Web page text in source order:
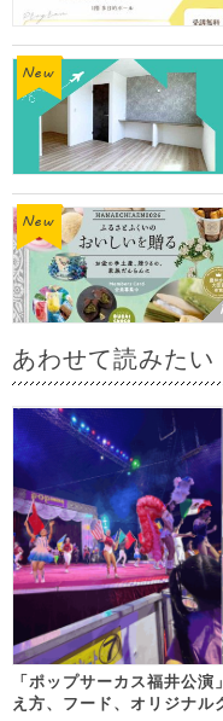
あわせて読みたい
「ポップサーカス福井公
え方、フード、オリジナル